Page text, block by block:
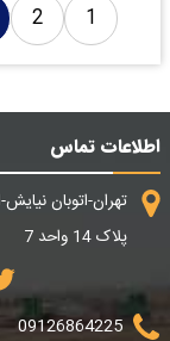
1
2
اطلاعات تماس
تهران-اتوبان
پلاک 14 واحد 7
09126864225